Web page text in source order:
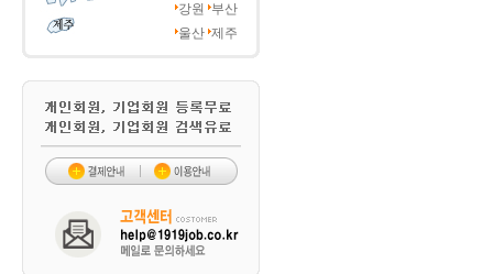
강원
부산
울산 제주